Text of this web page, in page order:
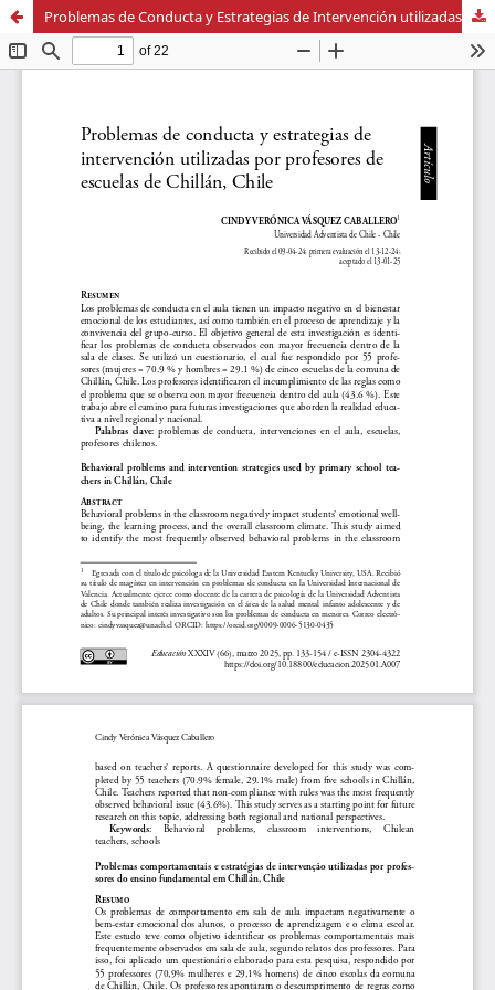
Problemas de Conducta y Estrategias de Intervención utilizadas por profesores de Escuelas de Chillán, Chile